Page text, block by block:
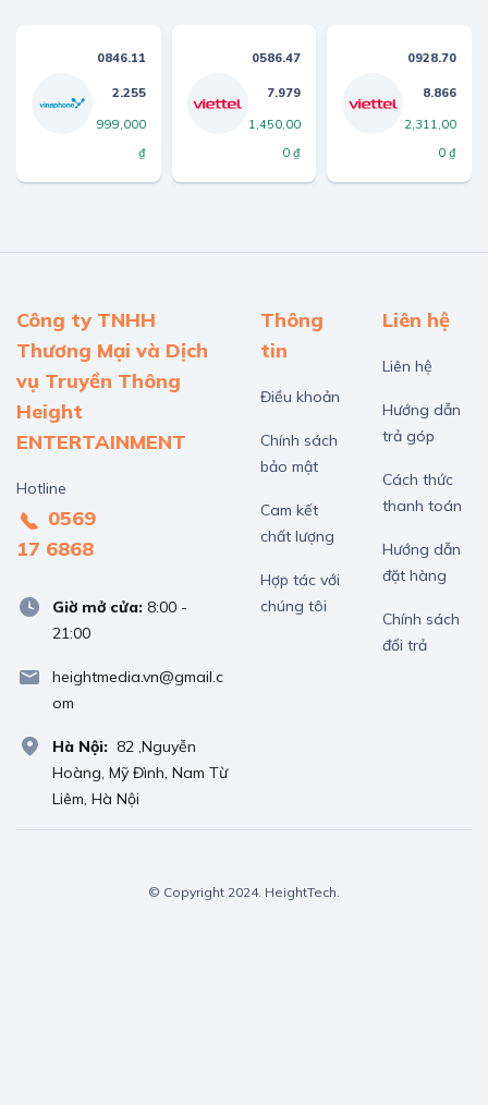
0846.11
2.255
999,000
₫
0586.47
7.979
1,450,00
0 ₫
0928.70
8.866
2,311,00
0 ₫
Công ty TNHH
Thương Mại và Dịch
vụ Truyền Thông
Height
ENTERTAINMENT
Hotline
0569
17 6868
Giờ mở cửa: 8:00 -
21:00
heightmedia.vn@gmail.c
om
Hà Nội: 82 ,Nguyễn
Hoàng, Mỹ Đình, Nam Từ
Liêm, Hà Nội
Thông
tin
Điều khoản
Chính sách
bảo mật
Cam kết
chất lượng
Hợp tác với
chúng tôi
Liên hệ
Liên hệ
Hướng dẫn
trả góp
Cách thức
thanh toán
Hướng dẫn
đặt hàng
Chính sách
đổi trả
© Copyright 2024. HeightTech.